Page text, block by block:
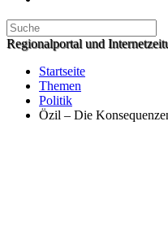
Regionalportal und
Startseite
Themen
Politik
Özil – Die